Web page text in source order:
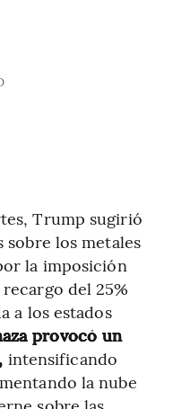
Trump sugirió
sobre los metales
la imposición
del 25%
a los estados
provocó un
intensificando
la nube